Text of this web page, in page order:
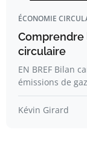
ÉCONOMIE
Comprendre
circulaire
EN BREF Bilan
émissions de
Kévin Girard